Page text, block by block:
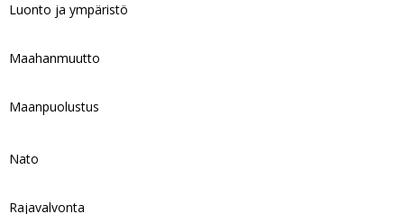
Luonto ja ympäristö
Maahanmuutto
Maanpuolustus
Nato
Rajavalvonta